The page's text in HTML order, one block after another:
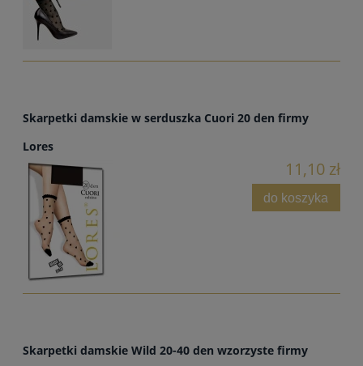
Skarpetki damskie w serduszka Cuori 20 den firmy
Lores
11,10 zł
do koszyka
Skarpetki damskie Wild 20-40 den wzorzyste firmy